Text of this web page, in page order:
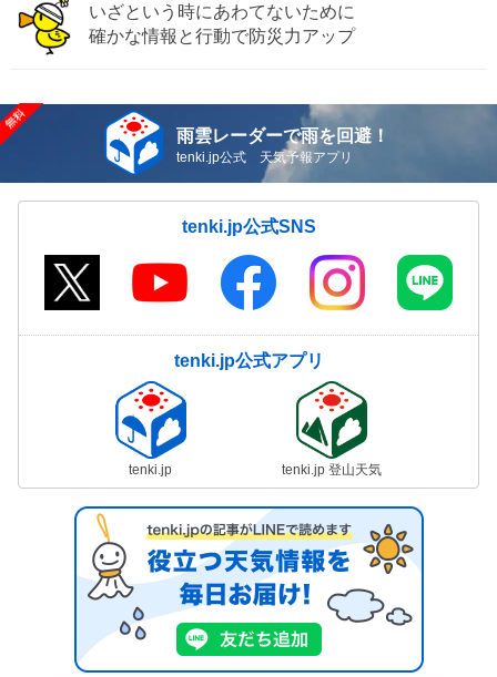
いざという時にあわてないために
確かな情報と行動で防災力アップ
雨雲レーダーで雨を回避！
tenki.jp公式 天気予報アプリ
tenki.jp公式SNS
tenki.jp公式アプリ
tenki.jp tenki.jp 登山天気